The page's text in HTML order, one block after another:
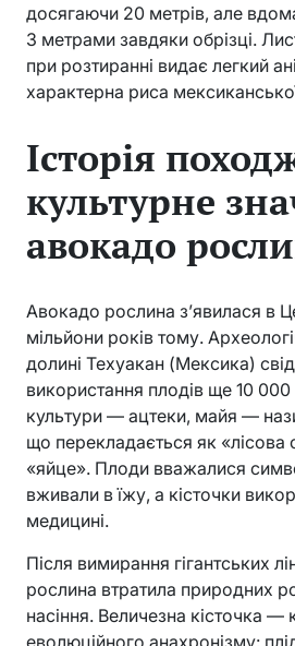
досягаючи 20 метрів, але
3 метрами завдяки обрізці.
при розтиранні видає легкий
характерна риса
Історія
культурне
авокадо
Авокадо рослина з’явилася в
мільйони років тому.
долині Техуакан (Мексика)
використання плодів ще 10 000
культури — ацтеки, майя —
що перекладається як «лісова
«яйце». Плоди вважалися
вживали в їжу, а кісточки
медицині.
Після вимирання гігантських
рослина втратила природних
насіння. Величезна кісточка
еволюційного анахронізму: